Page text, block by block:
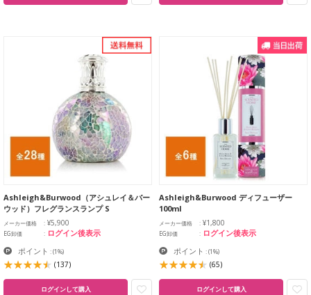
Ashleigh&Burwood（アシュレイ＆バー
ウッド）フレグランスランプ S
メーカー価格 ¥5,900
EG卸価 ログイン後表示
ポイント :(1%)
(137)
ログインして購入
Ashleigh&Burwood ディフューザー
100ml
メーカー価格 ¥1,800
EG卸価 ログイン後表示
ポイント :(1%)
(65)
ログインして購入